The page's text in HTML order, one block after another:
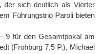
der sich deutlich als Vierter
Führungstrio Paroli bieten
9 für den Gesamtpokal am
(Frohburg 7,5 P.), Michael